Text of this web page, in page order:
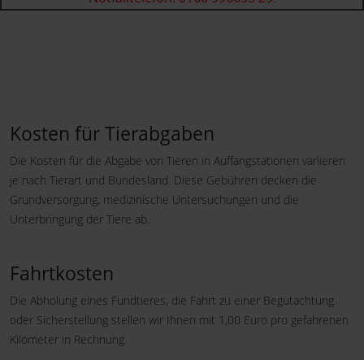
Kosten für Tierabgaben
Die Kosten für die Abgabe von Tieren in Auffangstationen variieren
je nach Tierart und Bundesland. Diese Gebühren decken die
Grundversorgung, medizinische Untersuchungen und die
Unterbringung der Tiere ab.
Fahrtkosten
Die Abholung eines Fundtieres, die Fahrt zu einer Begutachtung
oder Sicherstellung stellen wir Ihnen mit 1,00 Euro pro gefahrenen
Kilometer in Rechnung.